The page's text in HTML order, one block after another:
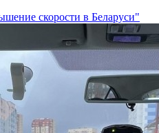
скорости в Беларуси"